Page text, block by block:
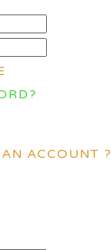
ACCOUNT ?